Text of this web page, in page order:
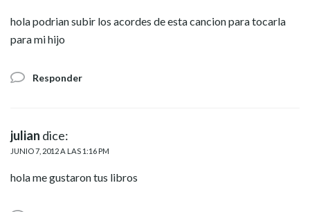
hola podrian subir los acordes de esta cancion para tocarla
para mi hijo
Responder
julian dice:
JUNIO 7, 2012 A LAS 1:16 PM
hola me gustaron tus libros